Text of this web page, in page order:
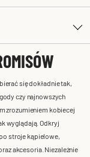
się dokładnie tak,
czy najnowszych
zrozumieniem kobiecej
wyglądają. Odkryj
stroje kąpielowe,
akcesoria. Niezależnie